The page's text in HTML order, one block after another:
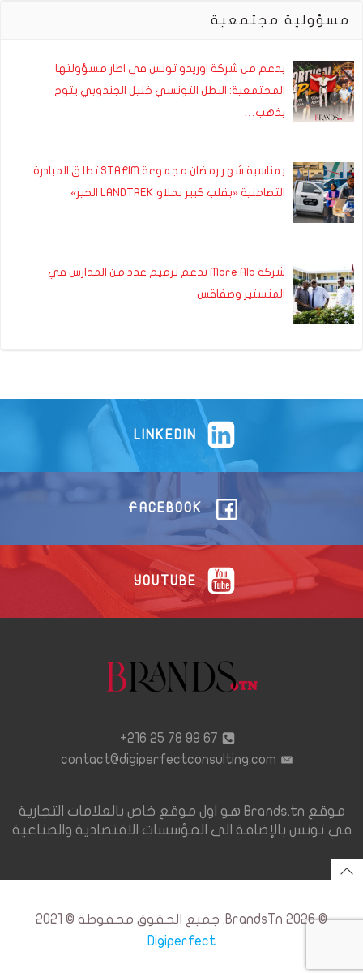
مسؤولية مجتمعية
بدعم من شركة اوريدو تونس في اطار مسؤولتها
المجتمعية: البطل التونسي خليل الجندوبي يتوج
بذهب…
بمناسبة شهر رمضان مجموعة STAFIM تطلق المبادرة
التضامنية «بقلب كبير نملاو LANDTREK الخير»
شركة Mare Alb تدعم ترميم عدد من المدارس في
المنستير وصفاقس
LINKEDIN
FACEBOOK
YOUTUBE
67 99 78 25 216+
contact@digiperfectconsulting.com
موقع Brands.tn هو اول موقع خاص بالعلامات التجارية
في تونس بالإضافة الى المؤسسات الاقتصادية والصناعية
© 2026 BrandsTn. جميع الحقوق محفوظة © 2021
Digiperfect